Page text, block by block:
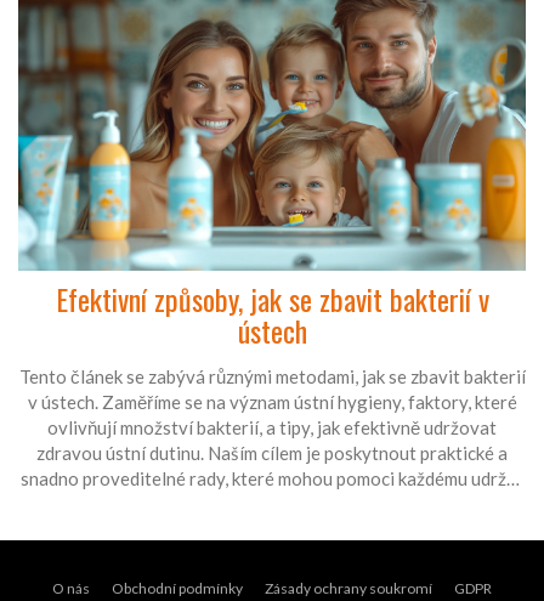
Efektivní způsoby, jak se zbavit bakterií v
ústech
Tento článek se zabývá různými metodami, jak se zbavit bakterií
v ústech. Zaměříme se na význam ústní hygieny, faktory, které
ovlivňují množství bakterií, a tipy, jak efektivně udržovat
zdravou ústní dutinu. Naším cílem je poskytnout praktické a
snadno proveditelné rady, které mohou pomoci každému udržet
O nás Obchodní podmínky Zásady ochrany soukromí
GDPR